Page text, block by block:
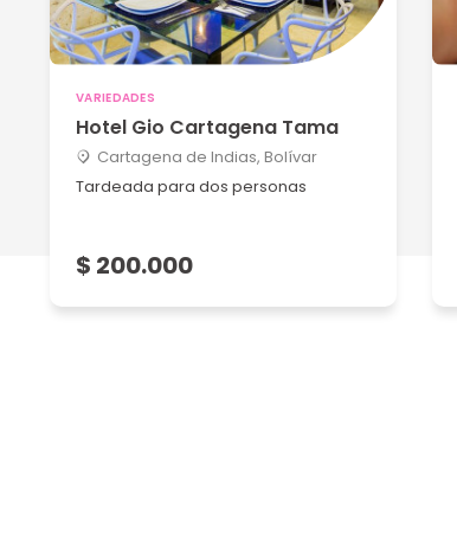
VARIEDADES
Hotel Gio Cartagena Tama
Cartagena de Indias, Bolívar
Tardeada para dos personas
$ 200.000